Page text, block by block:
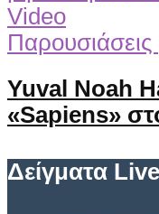
Video
Παρουσιάσεις
Yuval Noah
«Sapiens»
Δείγματα